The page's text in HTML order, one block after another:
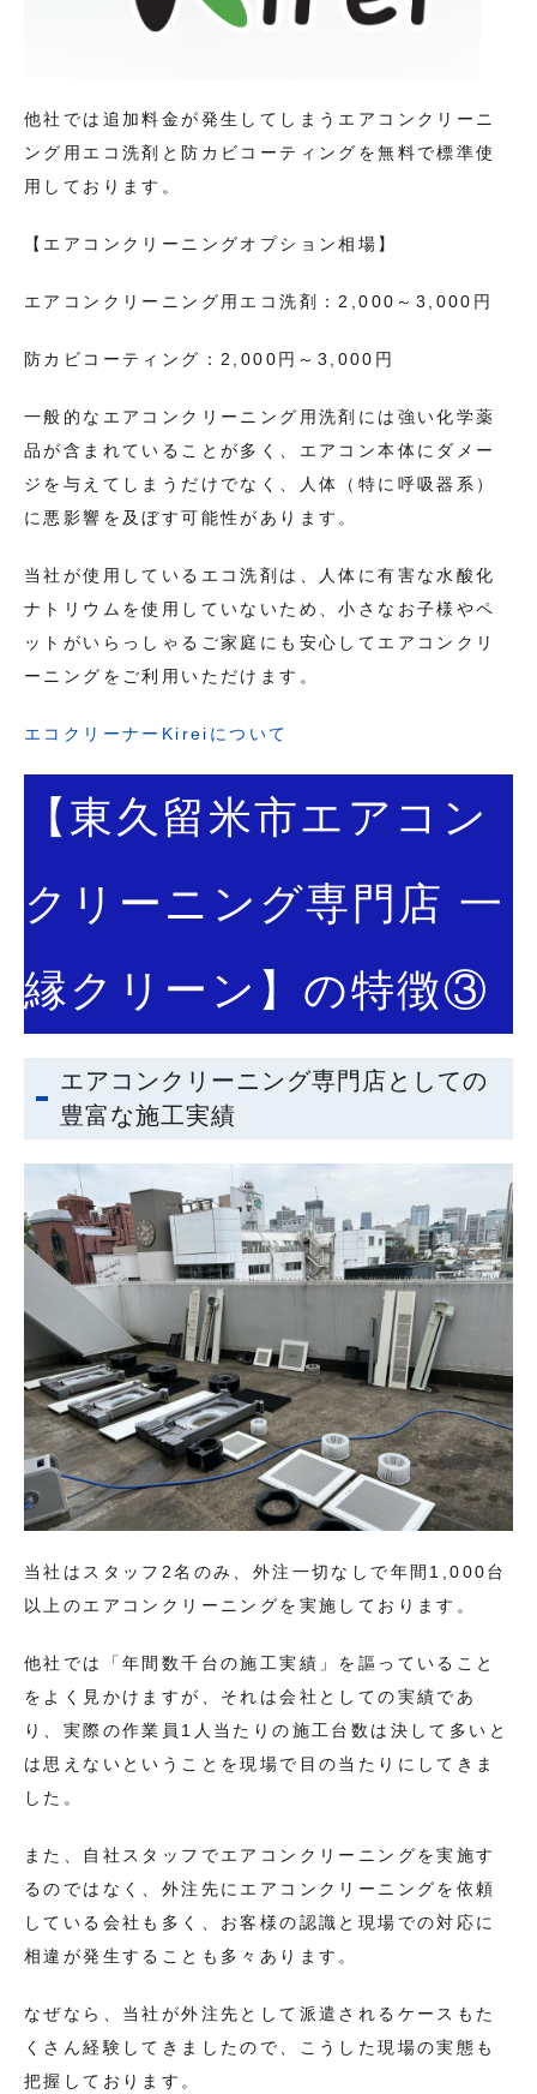
他社では追加料金が発生してしまうエアコンクリーニ
ング用エコ洗剤と防カビコーティングを無料で標準使
用しております。
【エアコンクリーニングオプション相場】
エアコンクリーニング用エコ洗剤：2,000～3,000円
防カビコーティング：2,000円～3,000円
一般的なエアコンクリーニング用洗剤には強い化学薬
品が含まれていることが多く、エアコン本体にダメー
ジを与えてしまうだけでなく、人体（特に呼吸器系）
に悪影響を及ぼす可能性があります。
当社が使用しているエコ洗剤は、人体に有害な水酸化
ナトリウムを使用していないため、小さなお子様やペ
ットがいらっしゃるご家庭にも安心してエアコンクリ
ーニングをご利用いただけます。
エコクリーナーKireiについて
【東久留米市エアコン
クリーニング専門店 一
縁クリーン】の特徴③
エアコンクリーニング専門店としての
豊富な施工実績
当社はスタッフ2名のみ、外注一切なしで年間1,000台
以上のエアコンクリーニングを実施しております。
他社では「年間数千台の施工実績」を謳っていること
をよく見かけますが、それは会社としての実績であ
り、実際の作業員1人当たりの施工台数は決して多いと
は思えないということを現場で目の当たりにしてきま
した。
また、自社スタッフでエアコンクリーニングを実施す
るのではなく、外注先にエアコンクリーニングを依頼
している会社も多く、お客様の認識と現場での対応に
相違が発生することも多々あります。
なぜなら、当社が外注先として派遣されるケースもた
くさん経験してきましたので、こうした現場の実態も
把握しております。